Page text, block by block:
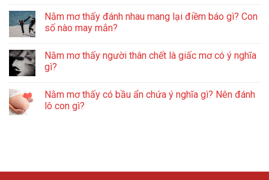
Nằm mơ thấy đánh nhau mang lại điềm báo gì? Con
số nào may mắn?
Nằm mơ thấy người thân chết là giấc mơ có ý nghĩa
gì?
Nằm mơ thấy có bầu ẩn chứa ý nghĩa gì? Nên đánh
lô con gì?